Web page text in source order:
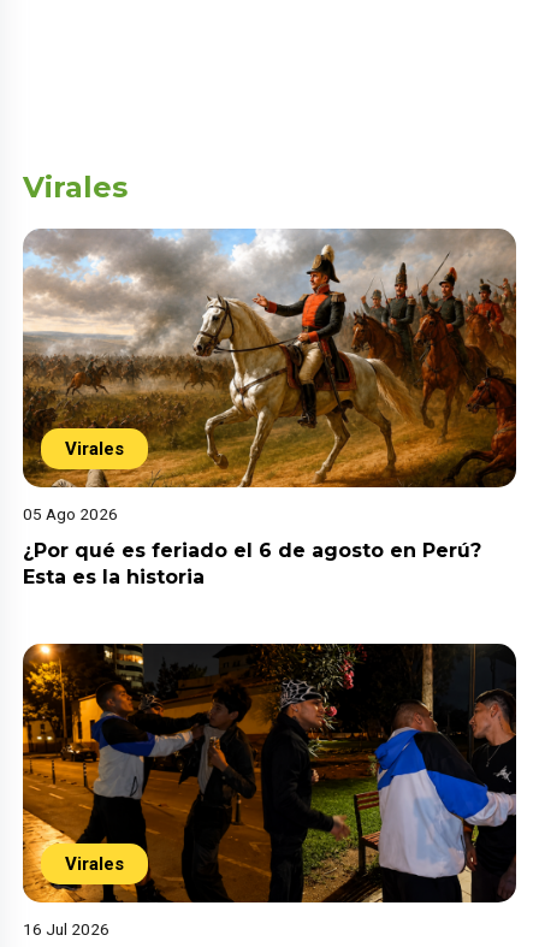
Virales
Virales
05 Ago 2026
¿Por qué es feriado el 6 de agosto en Perú?
Esta es la historia
Virales
16 Jul 2026